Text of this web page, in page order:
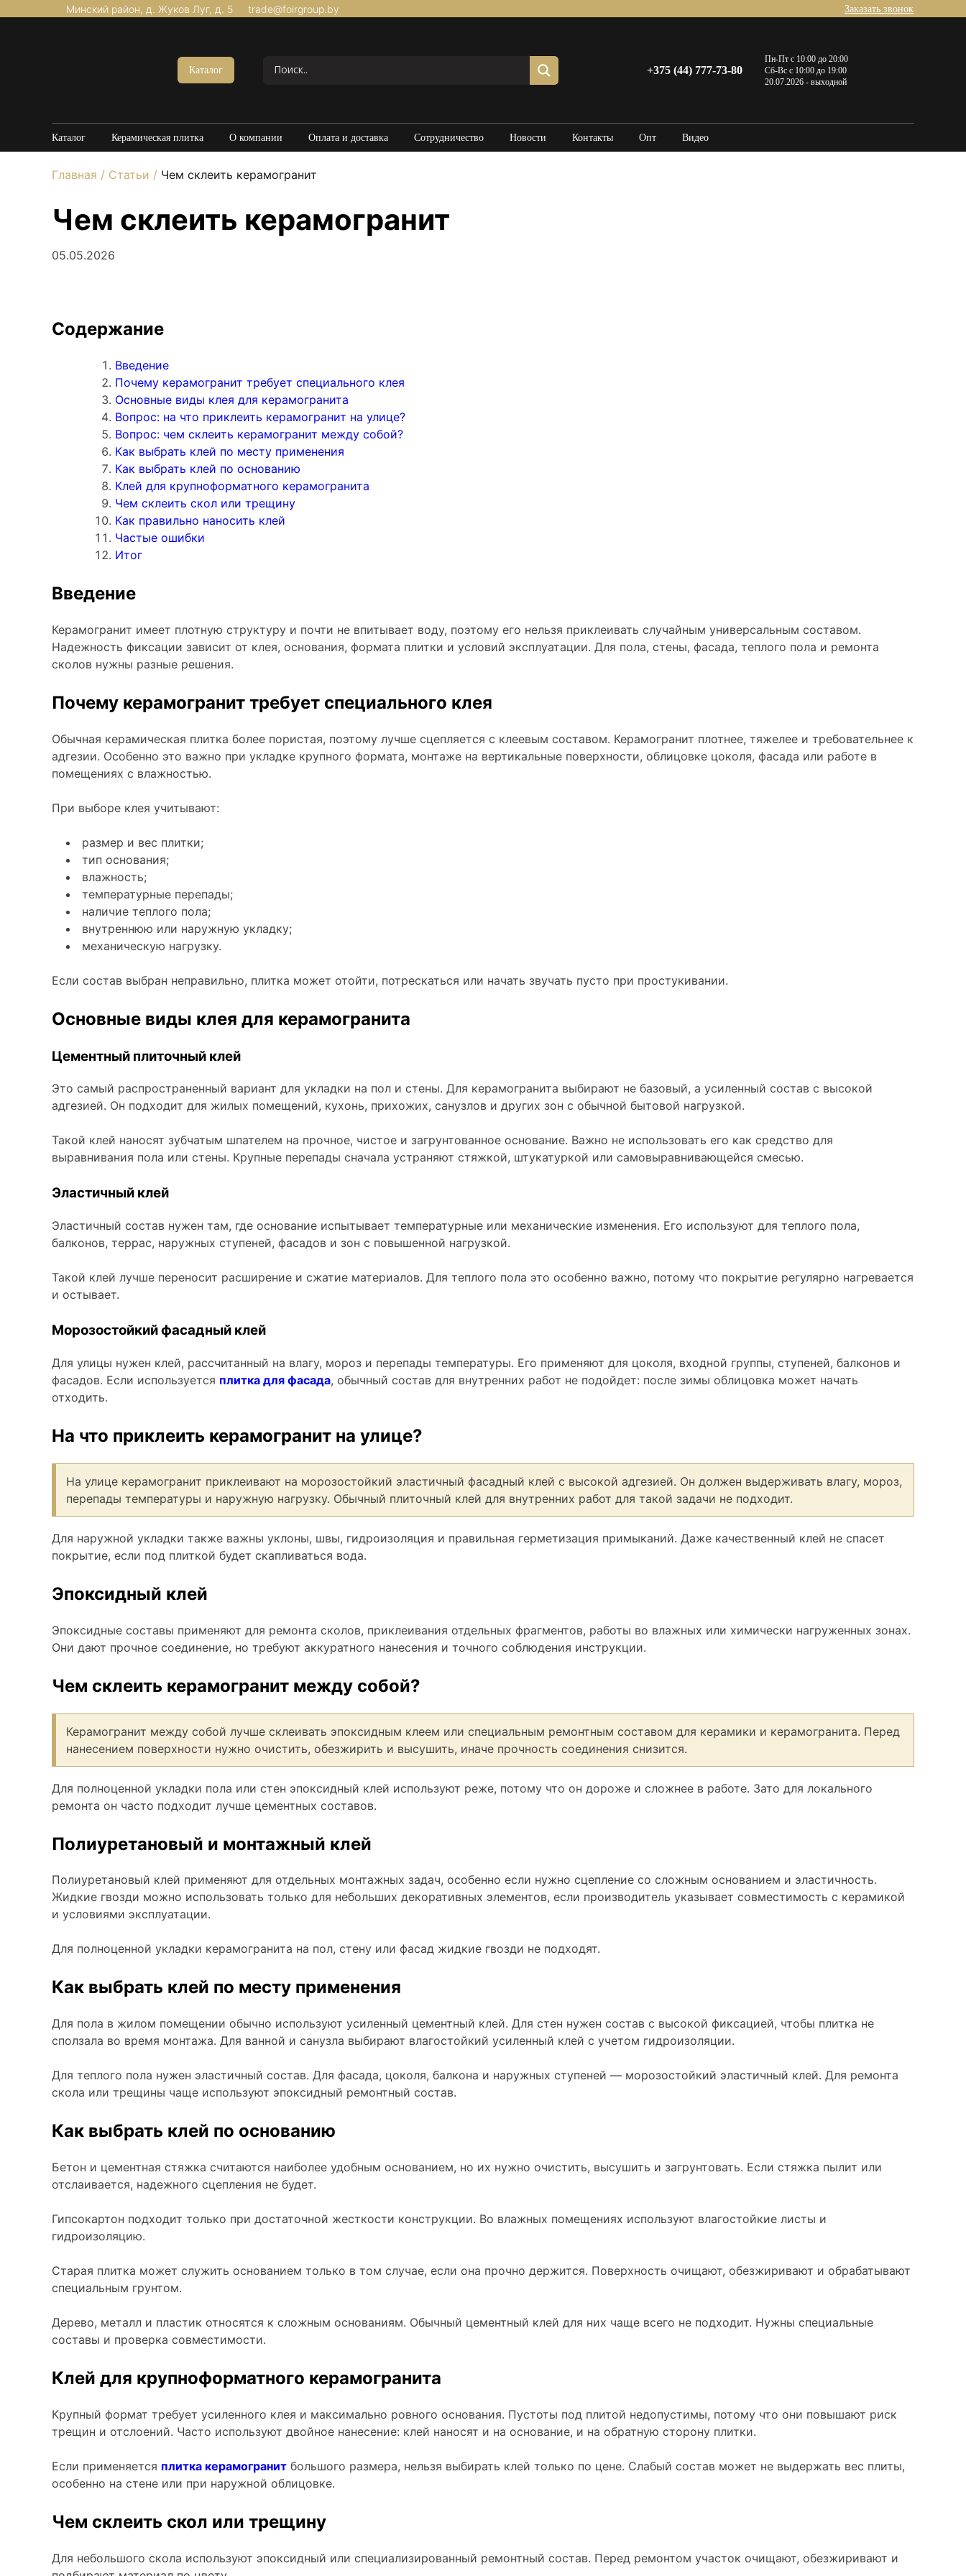
Минский район, д. Жуков Луг, д. 5 trade@foirgroup.by Заказать звонок
Каталог +375 (44) 777-73-80
Пн-Пт с 10:00 до 20:00
Сб-Вс с 10:00 до 19:00
20.07.2026 - выходной
Каталог Керамическая плитка О компании Оплата и доставка Сотрудничество Новости Контакты Опт Видео
Главная / Статьи / Чем склеить керамогранит
Чем склеить керамогранит
05.05.2026
Содержание
Введение
Почему керамогранит требует специального клея
Основные виды клея для керамогранита
Вопрос: на что приклеить керамогранит на улице?
Вопрос: чем склеить керамогранит между собой?
Как выбрать клей по месту применения
Как выбрать клей по основанию
Клей для крупноформатного керамогранита
Чем склеить скол или трещину
Как правильно наносить клей
Частые ошибки
Итог
Введение
Керамогранит имеет плотную структуру и почти не впитывает воду, поэтому его нельзя приклеивать случайным универсальным составом.
Надежность фиксации зависит от клея, основания, формата плитки и условий эксплуатации. Для пола, стены, фасада, теплого пола и ремонта
сколов нужны разные решения.
Почему керамогранит требует специального клея
Обычная керамическая плитка более пористая, поэтому лучше сцепляется с клеевым составом. Керамогранит плотнее, тяжелее и требовательнее к
адгезии. Особенно это важно при укладке крупного формата, монтаже на вертикальные поверхности, облицовке цоколя, фасада или работе в
помещениях с влажностью.
При выборе клея учитывают:
размер и вес плитки;
тип основания;
влажность;
температурные перепады;
наличие теплого пола;
внутреннюю или наружную укладку;
механическую нагрузку.
Если состав выбран неправильно, плитка может отойти, потрескаться или начать звучать пусто при простукивании.
Основные виды клея для керамогранита
Цементный плиточный клей
Это самый распространенный вариант для укладки на пол и стены. Для керамогранита выбирают не базовый, а усиленный состав с высокой
адгезией. Он подходит для жилых помещений, кухонь, прихожих, санузлов и других зон с обычной бытовой нагрузкой.
Такой клей наносят зубчатым шпателем на прочное, чистое и загрунтованное основание. Важно не использовать его как средство для
выравнивания пола или стены. Крупные перепады сначала устраняют стяжкой, штукатуркой или самовыравнивающейся смесью.
Эластичный клей
Эластичный состав нужен там, где основание испытывает температурные или механические изменения. Его используют для теплого пола,
балконов, террас, наружных ступеней, фасадов и зон с повышенной нагрузкой.
Такой клей лучше переносит расширение и сжатие материалов. Для теплого пола это особенно важно, потому что покрытие регулярно нагревается
и остывает.
Морозостойкий фасадный клей
Для улицы нужен клей, рассчитанный на влагу, мороз и перепады температуры. Его применяют для цоколя, входной группы, ступеней, балконов и
фасадов. Если используется плитка для фасада, обычный состав для внутренних работ не подойдет: после зимы облицовка может начать
отходить.
На что приклеить керамогранит на улице?
На улице керамогранит приклеивают на морозостойкий эластичный фасадный клей с высокой адгезией. Он должен выдерживать влагу, мороз,
перепады температуры и наружную нагрузку. Обычный плиточный клей для внутренних работ для такой задачи не подходит.
Для наружной укладки также важны уклоны, швы, гидроизоляция и правильная герметизация примыканий. Даже качественный клей не спасет
покрытие, если под плиткой будет скапливаться вода.
Эпоксидный клей
Эпоксидные составы применяют для ремонта сколов, приклеивания отдельных фрагментов, работы во влажных или химически нагруженных зонах.
Они дают прочное соединение, но требуют аккуратного нанесения и точного соблюдения инструкции.
Чем склеить керамогранит между собой?
Керамогранит между собой лучше склеивать эпоксидным клеем или специальным ремонтным составом для керамики и керамогранита. Перед
нанесением поверхности нужно очистить, обезжирить и высушить, иначе прочность соединения снизится.
Для полноценной укладки пола или стен эпоксидный клей используют реже, потому что он дороже и сложнее в работе. Зато для локального
ремонта он часто подходит лучше цементных составов.
Полиуретановый и монтажный клей
Полиуретановый клей применяют для отдельных монтажных задач, особенно если нужно сцепление со сложным основанием и эластичность.
Жидкие гвозди можно использовать только для небольших декоративных элементов, если производитель указывает совместимость с керамикой
и условиями эксплуатации.
Для полноценной укладки керамогранита на пол, стену или фасад жидкие гвозди не подходят.
Как выбрать клей по месту применения
Для пола в жилом помещении обычно используют усиленный цементный клей. Для стен нужен состав с высокой фиксацией, чтобы плитка не
сползала во время монтажа. Для ванной и санузла выбирают влагостойкий усиленный клей с учетом гидроизоляции.
Для теплого пола нужен эластичный состав. Для фасада, цоколя, балкона и наружных ступеней — морозостойкий эластичный клей. Для ремонта
скола или трещины чаще используют эпоксидный ремонтный состав.
Как выбрать клей по основанию
Бетон и цементная стяжка считаются наиболее удобным основанием, но их нужно очистить, высушить и загрунтовать. Если стяжка пылит или
отслаивается, надежного сцепления не будет.
Гипсокартон подходит только при достаточной жесткости конструкции. Во влажных помещениях используют влагостойкие листы и
гидроизоляцию.
Старая плитка может служить основанием только в том случае, если она прочно держится. Поверхность очищают, обезжиривают и обрабатывают
специальным грунтом.
Дерево, металл и пластик относятся к сложным основаниям. Обычный цементный клей для них чаще всего не подходит. Нужны специальные
составы и проверка совместимости.
Клей для крупноформатного керамогранита
Крупный формат требует усиленного клея и максимально ровного основания. Пустоты под плитой недопустимы, потому что они повышают риск
трещин и отслоений. Часто используют двойное нанесение: клей наносят и на основание, и на обратную сторону плитки.
Если применяется плитка керамогранит большого размера, нельзя выбирать клей только по цене. Слабый состав может не выдержать вес плиты,
особенно на стене или при наружной облицовке.
Чем склеить скол или трещину
Для небольшого скола используют эпоксидный или специализированный ремонтный состав. Перед ремонтом участок очищают, обезжиривают и
Керамогранит Утолщенный
Керамогранит под Дерево
Белый керамогранит
Черно-белый керамогранит
Бежевый керамогранит
Керамогранит коричневый
Серый керамогранит
Черный керамогранит
Керамогранит для ванной
Керамогранит для фасада
Керамогранит для пола
Керамогранит для стен
Плитка керамическая глянцевая
Плитка керамическая матовая